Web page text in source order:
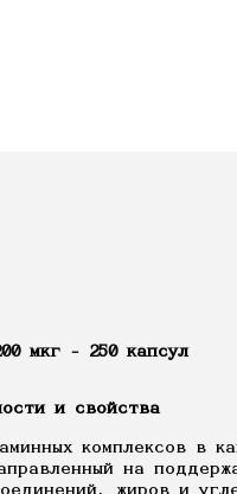
мкг - 250 капсул
и свойства
комплексов в
на